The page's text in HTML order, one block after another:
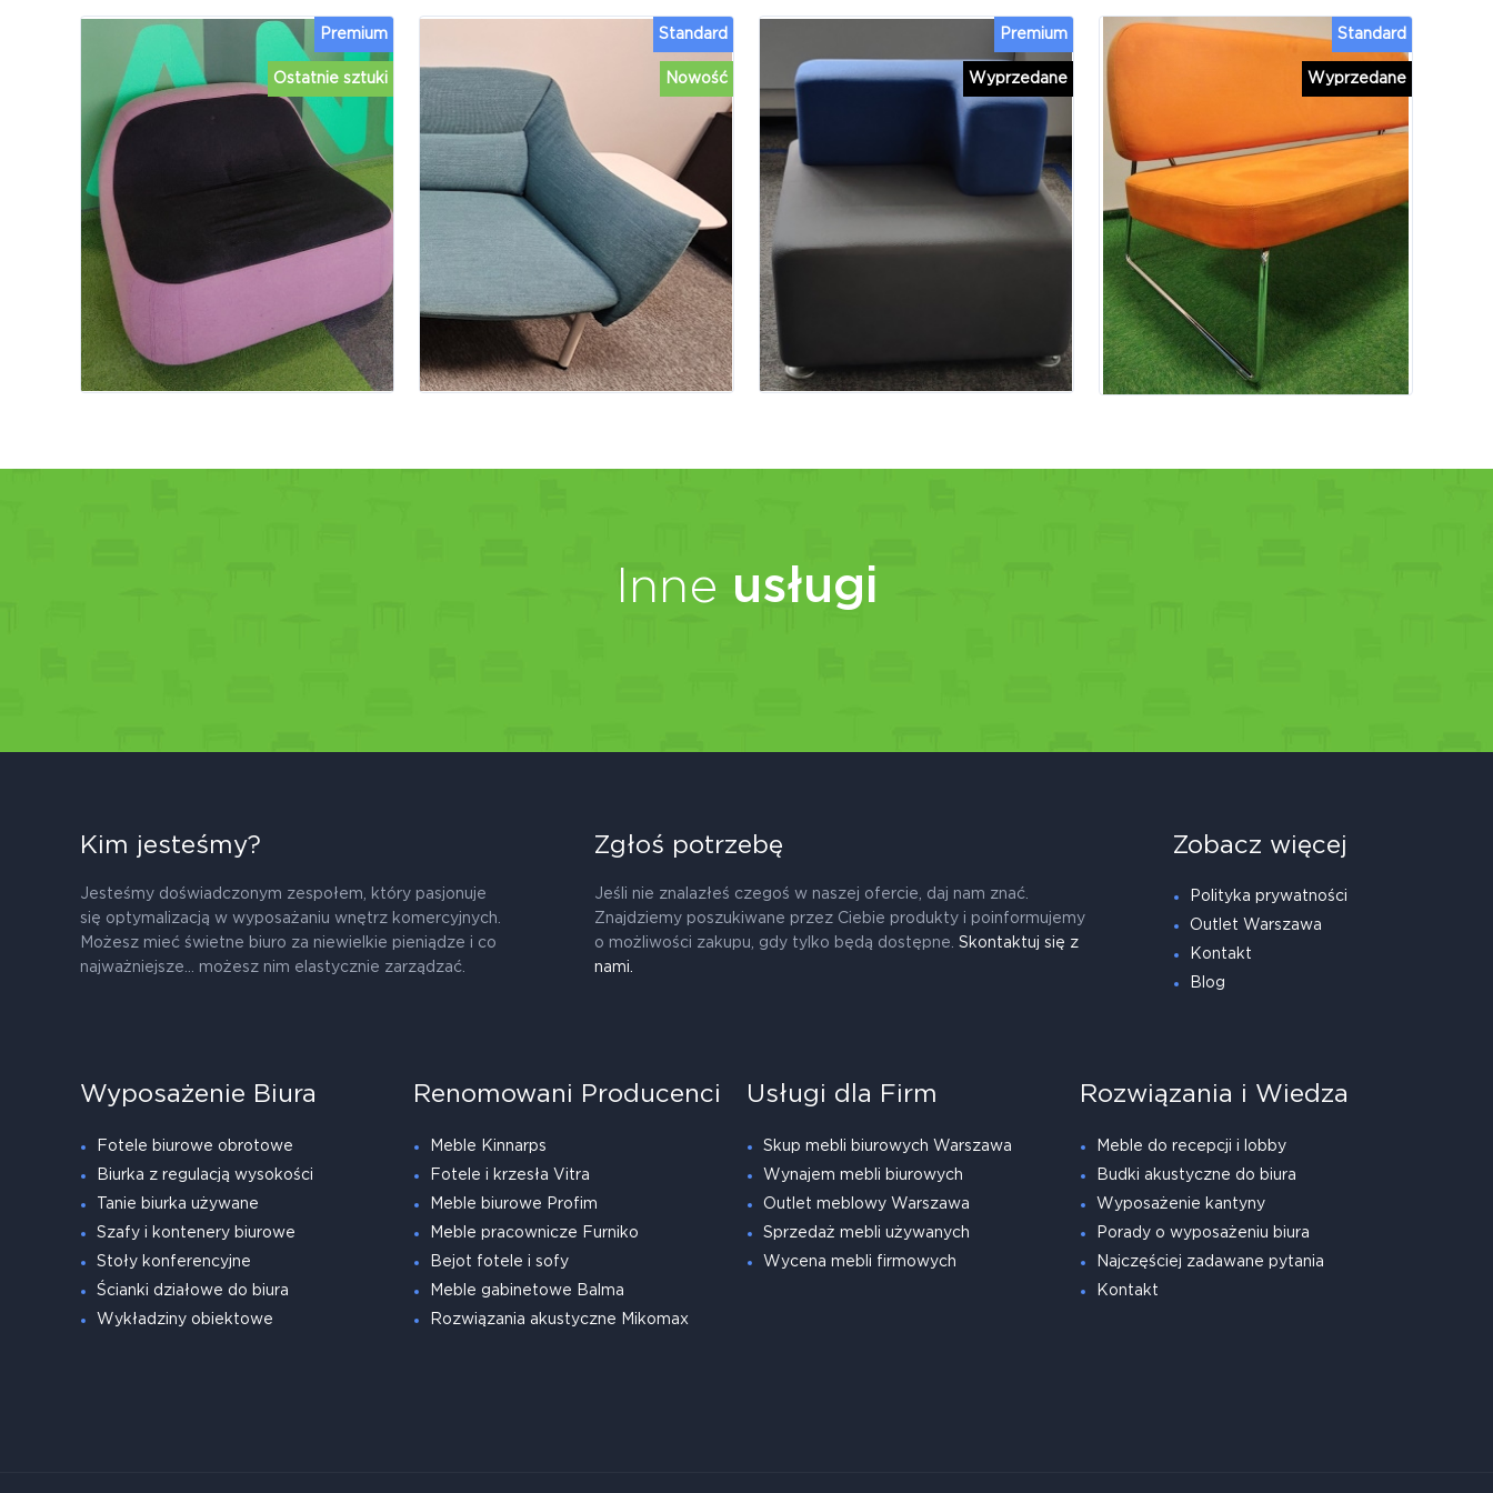
Ostatnie sztuki
Premium
Nowość
Standard
Wyprzedane
Premium
Wyprzedane
Standard
Inne usługi
Kim jesteśmy?
Jesteśmy doświadczonym zespołem, który pasjonuje
się optymalizacją w wyposażaniu wnętrz komercyjnych.
Możesz mieć świetne biuro za niewielkie pieniądze i co
najważniejsze... możesz nim elastycznie zarządzać.
Zgłoś potrzebę
Jeśli nie znalazłeś czegoś w naszej ofercie, daj nam znać.
Znajdziemy poszukiwane przez Ciebie produkty i poinformujemy
o możliwości zakupu, gdy tylko będą dostępne. Skontaktuj się z
nami.
Zobacz więcej
Polityka prywatności
Outlet Warszawa
Kontakt
Blog
Wyposażenie Biura
Fotele biurowe obrotowe
Biurka z regulacją wysokości
Tanie biurka używane
Szafy i kontenery biurowe
Stoły konferencyjne
Ścianki działowe do biura
Wykładziny obiektowe
Renomowani Producenci
Meble Kinnarps
Fotele i krzesła Vitra
Meble biurowe Profim
Meble pracownicze Furniko
Bejot fotele i sofy
Meble gabinetowe Balma
Rozwiązania akustyczne Mikomax
Usługi dla Firm
Skup mebli biurowych Warszawa
Wynajem mebli biurowych
Outlet meblowy Warszawa
Sprzedaż mebli używanych
Wycena mebli firmowych
Rozwiązania i Wiedza
Meble do recepcji i lobby
Budki akustyczne do biura
Wyposażenie kantyny
Porady o wyposażeniu biura
Najczęściej zadawane pytania
Kontakt